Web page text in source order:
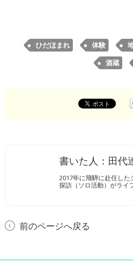
ひだほまれ 体験
酒蔵
書いた人：田代
2017年に飛騨に赴任し
探訪（ソロ活動）がライ
前のページへ戻る